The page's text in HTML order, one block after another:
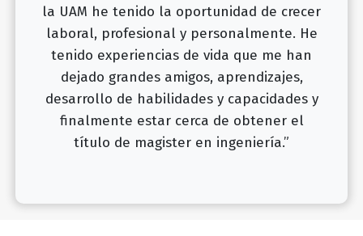
la UAM he tenido la oportunidad de crecer
laboral, profesional y personalmente. He
tenido experiencias de vida que me han
dejado grandes amigos, aprendizajes,
desarrollo de habilidades y capacidades y
finalmente estar cerca de obtener el
título de magister en ingeniería.”